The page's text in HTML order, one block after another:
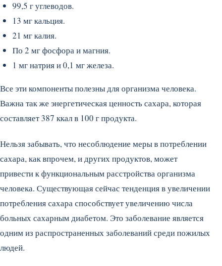
99,5 г углеводов.
13 мг кальция.
21 мг калия.
По 2 мг фосфора и магния.
1 мг натрия и 0,1 мг железа.
Все эти компоненты полезны для организма человека.
Важна так же энергетическая ценность сахара, которая
составляет 387 ккал в 100 г продукта.
Нельзя забывать, что несоблюдение меры в потреблении
сахара, как впрочем, и других продуктов, может
привести к функциональным расстройства организма
человека. Существующая сейчас тенденция в увеличении
потребления сахара способствует увеличению числа
больных сахарным диабетом. Это заболевание является
одним из распространенных заболеваний среди пожилых
людей.